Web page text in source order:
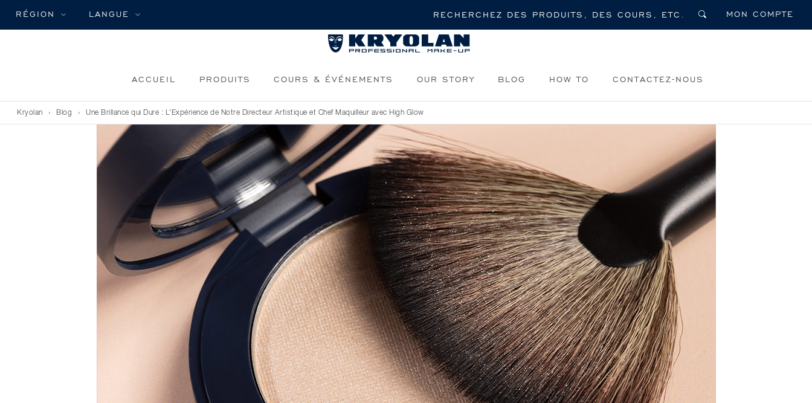
RÉGION LANGUE Rechercher MON COMPTE
ACCUEIL PRODUITS COURS & ÉVÉNEMENTS OUR STORY BLOG HOW TO CONTACTEZ-NOUS
Kryolan › Blog › Une Brillance qui Dure : L'Expérience de Notre Directeur Artistique et Chef Maquilleur avec High Glow